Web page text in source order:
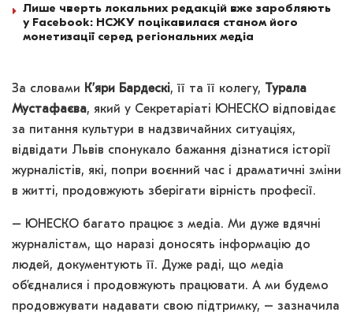
Лише чверть локальних редакцій вже заробляють
у Facebook: НСЖУ поцікавилася станом його
монетизації серед регіональних медіа
За словами К’яри Бардескі, її та її колегу,
Турала
Мустафаєва, який у Секретаріаті ЮНЕСКО відповідає
за питання культури в надзвичайних ситуаціях,
відвідати Львів спонукало бажання дізнатися історії
журналістів, які, попри воєнний час і драматичні зміни
в житті, продовжують зберігати вірність професії.
– ЮНЕСКО багато працює з медіа. Ми дуже вдячні
журналістам, що наразі доносять інформацію до
людей, документують її. Дуже раді, що медіа
об’єдналися і продовжують працювати. А ми будемо
продовжувати надавати свою підтримку, – зазначила